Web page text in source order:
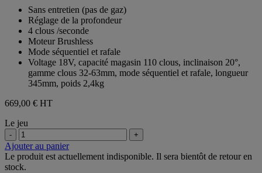
étoiles.
Sans entretien (pas de gaz)
Réglage de la profondeur
4 clous /seconde
Moteur Brushless
Mode séquentiel et rafale
Voltage 18V, capacité magasin 110 clous, inclinaison 20°,
gamme clous 32-63mm, mode séquentiel et rafale, longueur
345mm, poids 2,4kg
669,00 € HT
Le jeu
- +
Ajouter au panier
Le produit est actuellement indisponible. Il sera bientôt de retour en
stock.